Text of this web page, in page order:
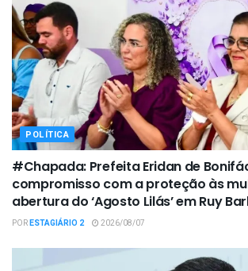
POLÍTICA
#Chapada: Prefeita Eridan de
compromisso com a proteção às
abertura do ‘Agosto Lilás’ em Ruy
PORESTAGIÁRIO 2 2026/08/07